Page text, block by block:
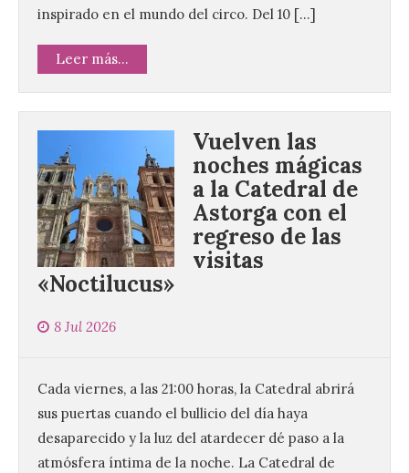
inspirado en el mundo del circo. Del 10 […]
Leer más...
Vuelven las
noches mágicas
a la Catedral de
Astorga con el
regreso de las
visitas
«Noctilucus»
8 Jul 2026
Cada viernes, a las 21:00 horas, la Catedral abrirá
sus puertas cuando el bullicio del día haya
desaparecido y la luz del atardecer dé paso a la
atmósfera íntima de la noche. La Catedral de